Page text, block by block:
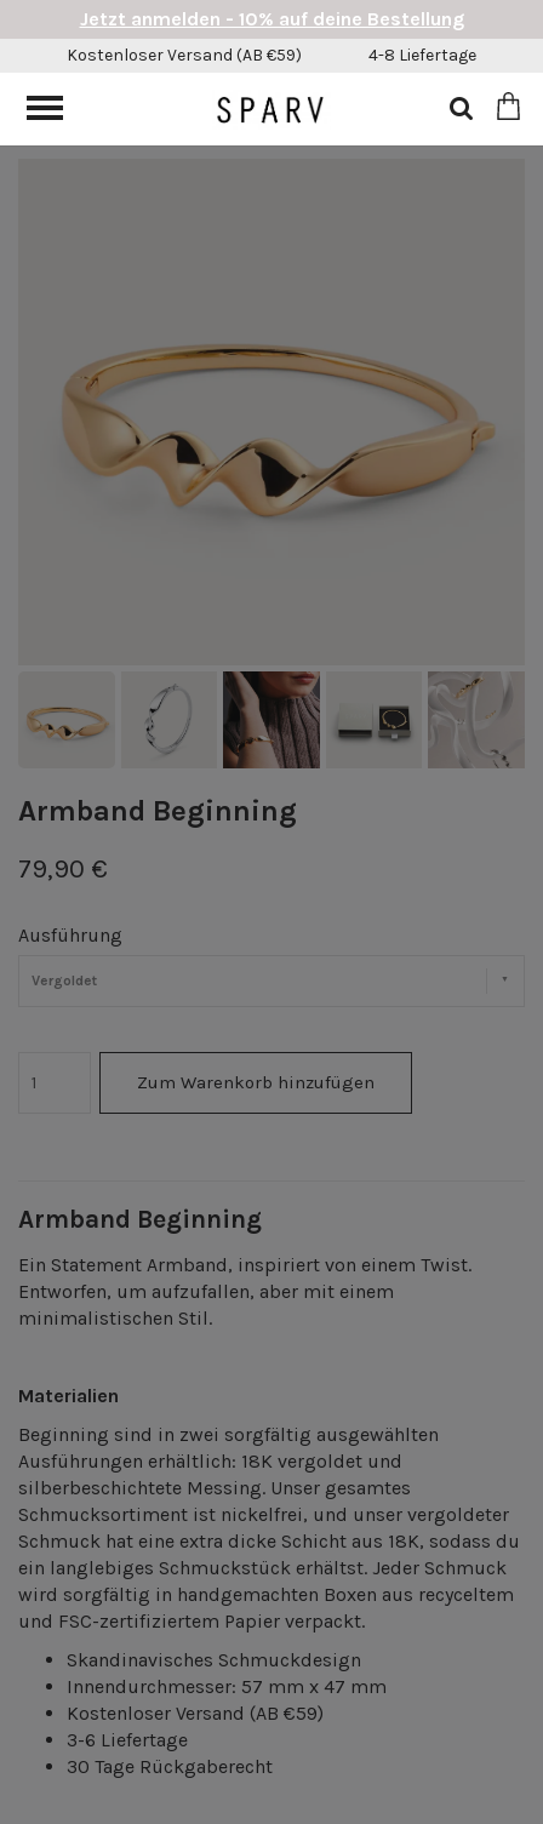
Armband Beginning
79,90 €
Ausführung
Vergoldet
Zum Warenkorb hinzufügen
Armband Beginning
Ein Statement Armband, inspiriert von einem Twist.
Entworfen, um aufzufallen, aber mit einem
minimalistischen Stil.
Materialien
Beginning sind in zwei sorgfältig ausgewählten
Ausführungen erhältlich: 18K vergoldet und
silberbeschichtete Messing. Unser gesamtes
Schmucksortiment ist nickelfrei, und unser vergoldeter
Schmuck hat eine extra dicke Schicht aus 18K, sodass du
ein langlebiges Schmuckstück erhältst. Jeder Schmuck
wird sorgfältig in handgemachten Boxen aus recyceltem
und FSC-zertifiziertem Papier verpackt.
Skandinavisches Schmuckdesign
Innendurchmesser: 57 mm x 47 mm
Kostenloser Versand (AB €59)
3-6 Liefertage
30 Tage Rückgaberecht
Jetzt anmelden - 10% auf deine Bestellung
Kostenloser Versand (AB €59) 4-8 Liefertage